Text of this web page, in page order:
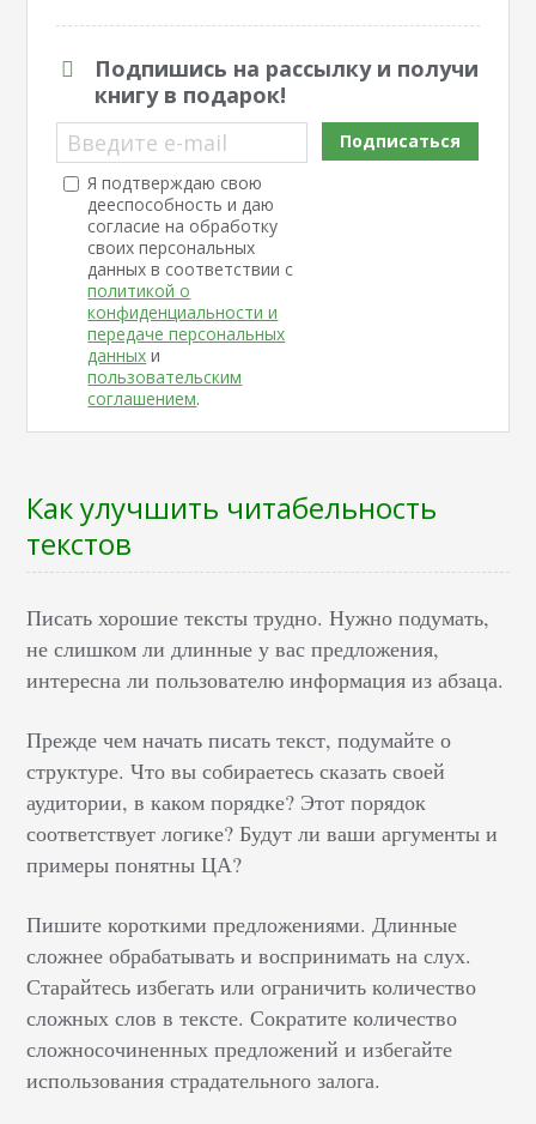
Подпишись на рассылку и получи
книгу в подарок!
Введите e-mail
Я подтверждаю свою
дееспособность и даю
согласие на обработку
своих персональных
данных в соответствии с
политикой о
конфиденциальности и
передаче персональных
данных и
пользовательским
соглашением.
Подписаться
Как улучшить читабельность
текстов
Писать хорошие тексты трудно. Нужно подумать,
не слишком ли длинные у вас предложения,
интересна ли пользователю информация из абзаца.
Прежде чем начать писать текст, подумайте о
структуре. Что вы собираетесь сказать своей
аудитории, в каком порядке? Этот порядок
соответствует логике? Будут ли ваши аргументы и
примеры понятны ЦА?
Пишите короткими предложениями. Длинные
сложнее обрабатывать и воспринимать на слух.
Старайтесь избегать или ограничить количество
сложных слов в тексте. Сократите количество
сложносочиненных предложений и избегайте
использования страдательного залога.